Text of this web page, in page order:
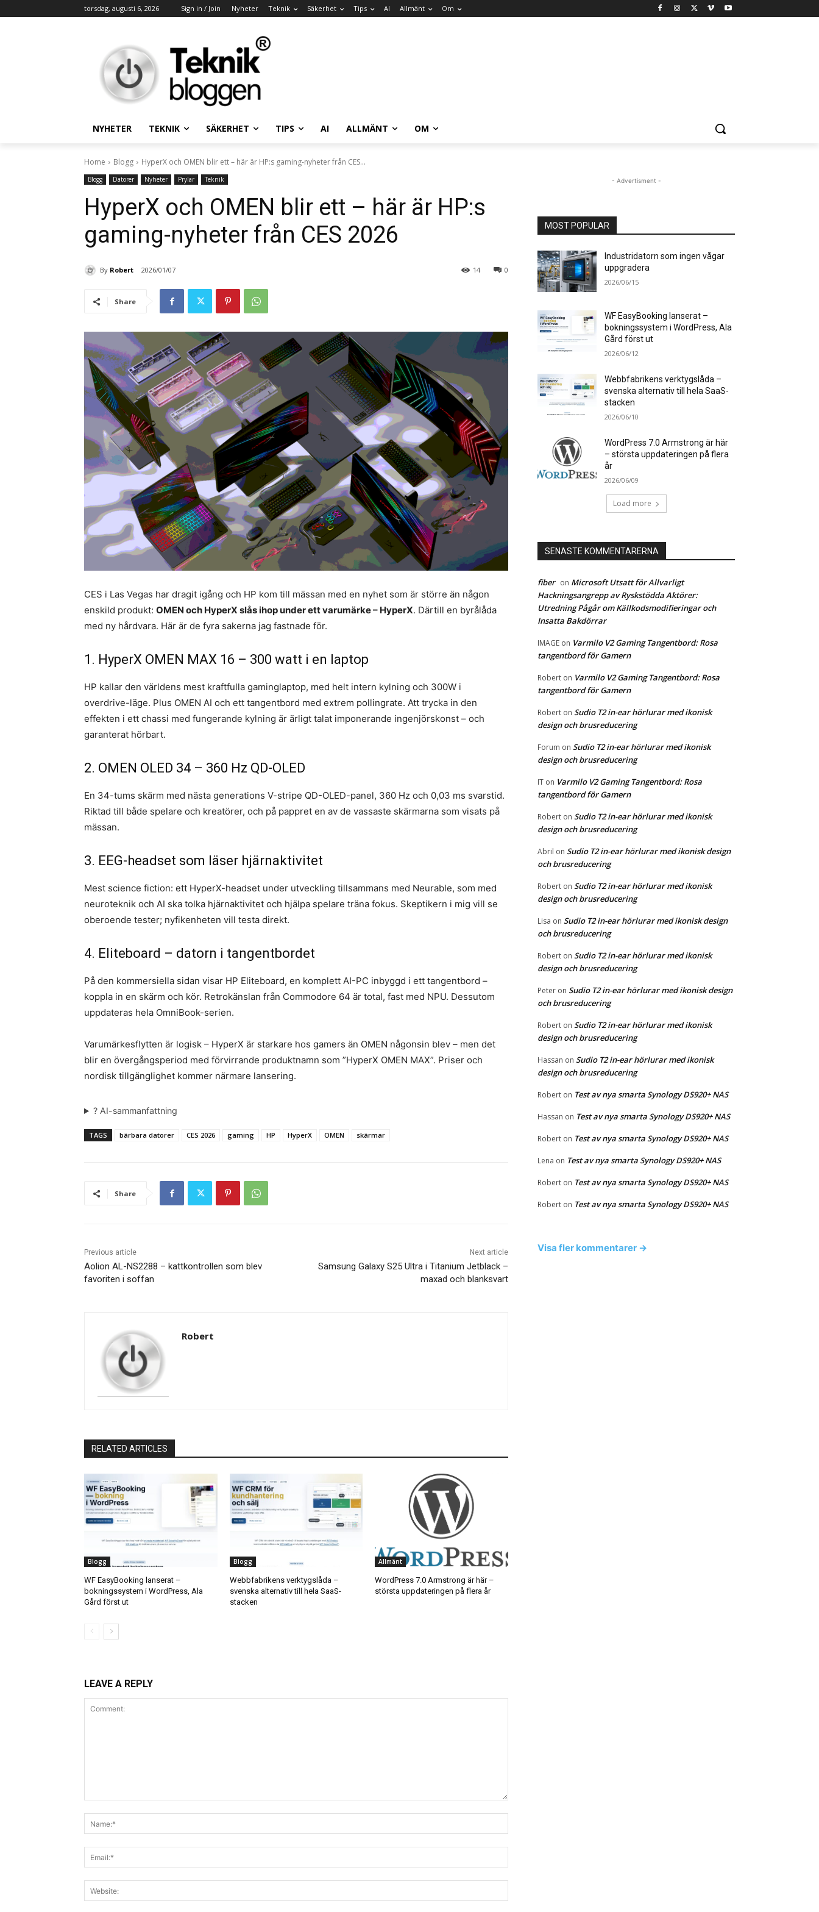
torsdag, augusti 6, 2026 Sign in / Join Nyheter Teknik Säkerhet Tips AI Allmänt Om
NYHETER TEKNIK SÄKERHET TIPS AI ALLMÄNT OM
Home Blogg HyperX och OMEN blir ett – här är HP:s gaming-nyheter från CES...
Blogg Datorer Nyheter Prylar Teknik
HyperX och OMEN blir ett – här är HP:s
gaming-nyheter från CES 2026
By Robert 2026/01/07 0
14
Share
CES i Las Vegas har dragit igång och HP kom till mässan med en nyhet som är större än någon
enskild produkt: OMEN och HyperX slås ihop under ett varumärke – HyperX. Därtill en byrålåda
med ny hårdvara. Här är de fyra sakerna jag fastnade för.
1. HyperX OMEN MAX 16 – 300 watt i en laptop
HP kallar den världens mest kraftfulla gaminglaptop, med helt intern kylning och 300W i
overdrive-läge. Plus OMEN AI och ett tangentbord med extrem pollingrate. Att trycka in den
effekten i ett chassi med fungerande kylning är ärligt talat imponerande ingenjörskonst – och
garanterat hörbart.
2. OMEN OLED 34 – 360 Hz QD-OLED
En 34-tums skärm med nästa generations V-stripe QD-OLED-panel, 360 Hz och 0,03 ms svarstid.
Riktad till både spelare och kreatörer, och på pappret en av de vassaste skärmarna som visats på
mässan.
3. EEG-headset som läser hjärnaktivitet
Mest science fiction: ett HyperX-headset under utveckling tillsammans med Neurable, som med
neuroteknik och AI ska tolka hjärnaktivitet och hjälpa spelare träna fokus. Skeptikern i mig vill se
oberoende tester; nyfikenheten vill testa direkt.
4. Eliteboard – datorn i tangentbordet
På den kommersiella sidan visar HP Eliteboard, en komplett AI-PC inbyggd i ett tangentbord –
koppla in en skärm och kör. Retrokänslan från Commodore 64 är total, fast med NPU. Dessutom
uppdateras hela OmniBook-serien.
Varumärkesflytten är logisk – HyperX är starkare hos gamers än OMEN någonsin blev – men det
blir en övergångsperiod med förvirrande produktnamn som ”HyperX OMEN MAX”. Priser och
nordisk tillgänglighet kommer närmare lansering.
? AI-sammanfattning
TAGS bärbara datorer CES 2026 gaming HP HyperX OMEN skärmar
Share
Previous article
Aolion AL-NS2288 – kattkontrollen som blev
favoriten i soffan
Next article
Samsung Galaxy S25 Ultra i Titanium Jetblack –
maxad och blanksvart
Robert
RELATED ARTICLES
Blogg
WF EasyBooking lanserat –
bokningssystem i WordPress, Ala
Gård först ut
Blogg
Webbfabrikens verktygslåda –
svenska alternativ till hela SaaS-
stacken
Allmänt
WordPress 7.0 Armstrong är här –
största uppdateringen på flera år
LEAVE A REPLY
- Advertisment -
MOST POPULAR
Industridatorn som ingen vågar
uppgradera
2026/06/15
WF EasyBooking lanserat –
bokningssystem i WordPress, Ala
Gård först ut
2026/06/12
Webbfabrikens verktygslåda –
svenska alternativ till hela SaaS-
stacken
2026/06/10
WordPress 7.0 Armstrong är här
– största uppdateringen på flera
år
2026/06/09
Load more
SENASTE KOMMENTARERNA
fiber on Microsoft Utsatt för Allvarligt
Hackningsangrepp av Ryskstödda Aktörer:
Utredning Pågår om Källkodsmodifieringar och
Insatta Bakdörrar
IMAGE on Varmilo V2 Gaming Tangentbord: Rosa
tangentbord för Gamern
Robert on Varmilo V2 Gaming Tangentbord: Rosa
tangentbord för Gamern
Robert on Sudio T2 in-ear hörlurar med ikonisk
design och brusreducering
Forum on Sudio T2 in-ear hörlurar med ikonisk
design och brusreducering
IT on Varmilo V2 Gaming Tangentbord: Rosa
tangentbord för Gamern
Robert on Sudio T2 in-ear hörlurar med ikonisk
design och brusreducering
Abril on Sudio T2 in-ear hörlurar med ikonisk design
och brusreducering
Robert on Sudio T2 in-ear hörlurar med ikonisk
design och brusreducering
Lisa on Sudio T2 in-ear hörlurar med ikonisk design
och brusreducering
Robert on Sudio T2 in-ear hörlurar med ikonisk
design och brusreducering
Peter on Sudio T2 in-ear hörlurar med ikonisk design
och brusreducering
Robert on Sudio T2 in-ear hörlurar med ikonisk
design och brusreducering
Hassan on Sudio T2 in-ear hörlurar med ikonisk
design och brusreducering
Robert on Test av nya smarta Synology DS920+ NAS
Hassan on Test av nya smarta Synology DS920+ NAS
Robert on Test av nya smarta Synology DS920+ NAS
Lena on Test av nya smarta Synology DS920+ NAS
Robert on Test av nya smarta Synology DS920+ NAS
Robert on Test av nya smarta Synology DS920+ NAS
Visa fler kommentarer →